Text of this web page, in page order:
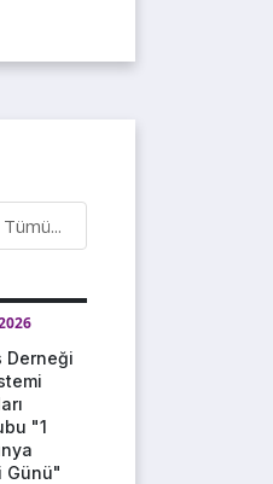
Tümü...
Derneği
"1
Günü"